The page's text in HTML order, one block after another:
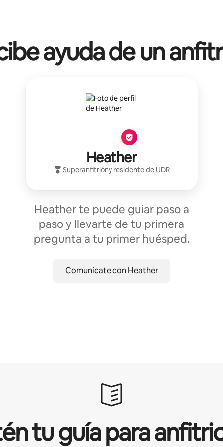
ayuda de un
Heather
Superanfitrióny residente de UDR
Heather te puede guiar paso a
paso y llevarte de tu primera
pregunta a tu primer huésped.
Comunícate con Heather
tu guía para